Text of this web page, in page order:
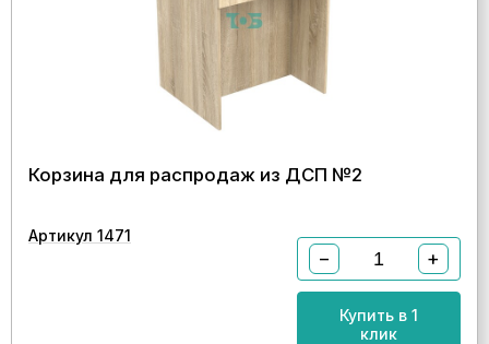
Корзина для распродаж из ДСП №2
Артикул 1471
− +
Купить в 1
клик